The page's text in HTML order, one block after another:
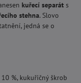
kuřecí separát s
stehna. Slovo
jedná se o
%, kukuřičný škrob